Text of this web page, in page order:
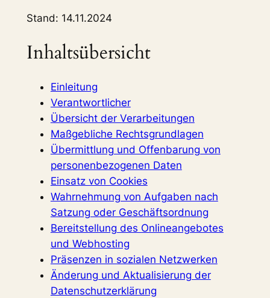
Stand: 14.11.2024
Inhaltsübersicht
Einleitung
Verantwortlicher
Übersicht der Verarbeitungen
Maßgebliche Rechtsgrundlagen
Übermittlung und Offenbarung von
personenbezogenen Daten
Einsatz von Cookies
Wahrnehmung von Aufgaben nach
Satzung oder Geschäftsordnung
Bereitstellung des Onlineangebotes
und Webhosting
Präsenzen in sozialen Netzwerken
Änderung und Aktualisierung der
Datenschutzerklärung